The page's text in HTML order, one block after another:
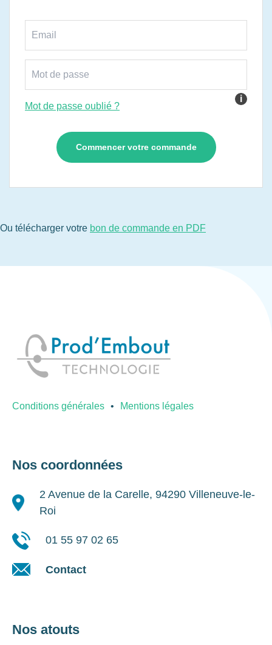
i
Mot de passe oublié ?
Ou télécharger votre bon de commande en PDF
Conditions générales Mentions légales
Nos coordonnées
2 Avenue de la Carelle, 94290 Villeneuve-le-
Roi
01 55 97 02 65
Contact
Nos atouts